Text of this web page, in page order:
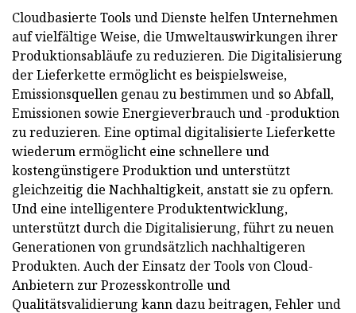
Cloudbasierte Tools und Dienste helfen Unternehmen
auf vielfältige Weise, die Umweltauswirkungen ihrer
Produktionsabläufe zu reduzieren. Die Digitalisierung
der Lieferkette ermöglicht es beispielsweise,
Emissionsquellen genau zu bestimmen und so Abfall,
Emissionen sowie Energieverbrauch und -produktion
zu reduzieren. Eine optimal digitalisierte Lieferkette
wiederum ermöglicht eine schnellere und
kostengünstigere Produktion und unterstützt
gleichzeitig die Nachhaltigkeit, anstatt sie zu opfern.
Und eine intelligentere Produktentwicklung,
unterstützt durch die Digitalisierung, führt zu neuen
Generationen von grundsätzlich nachhaltigeren
Produkten. Auch der Einsatz der Tools von Cloud-
Anbietern zur Prozesskontrolle und
Qualitätsvalidierung kann dazu beitragen, Fehler und